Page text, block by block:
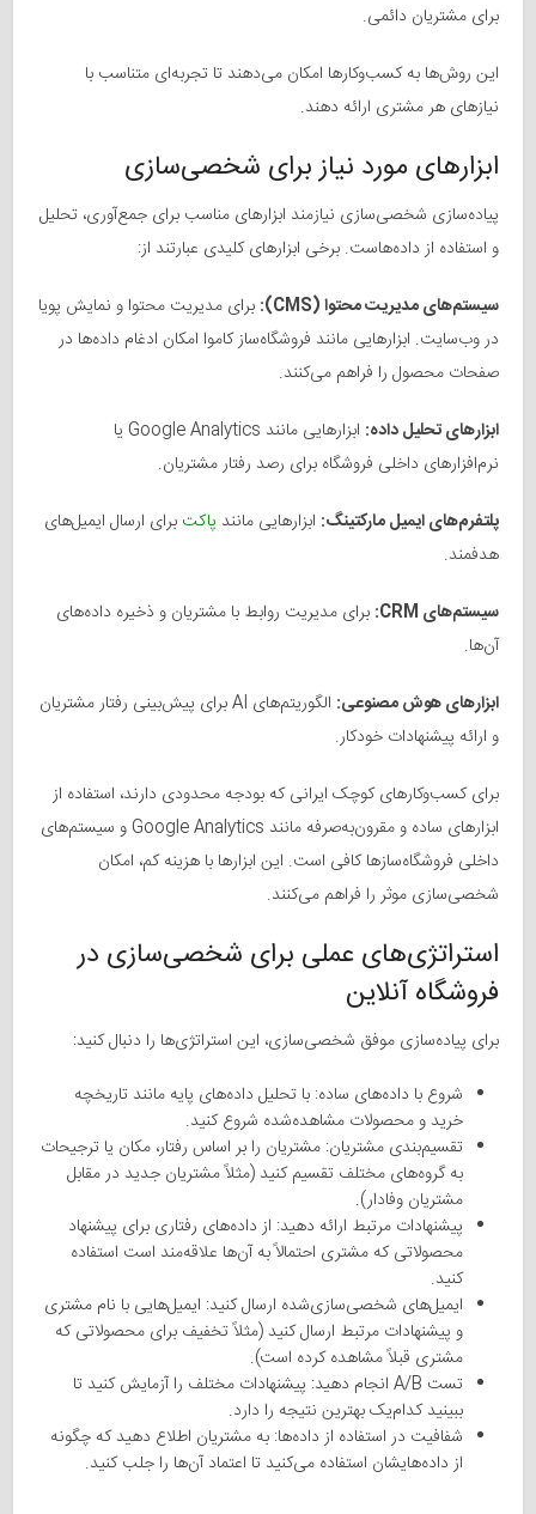
برای مشتریان دائمی.
این روش‌ها به کسب‌وکارها امکان می‌دهند تا تجربه‌ای متناسب با
نیازهای هر مشتری ارائه دهند.
ابزارهای مورد نیاز برای شخصی‌سازی
پیاده‌سازی شخصی‌سازی نیازمند ابزارهای مناسب برای جمع‌آوری، تحلیل
و استفاده از داده‌هاست. برخی ابزارهای کلیدی عبارتند از:
سیستم‌های مدیریت محتوا (CMS):
برای مدیریت محتوا و نمایش پویا
در وب‌سایت. ابزارهایی مانند فروشگاه‌ساز کاموا امکان ادغام داده‌ها در
صفحات محصول را فراهم می‌کنند.
ابزارهای تحلیل داده:
ابزارهایی مانند Google Analytics یا
نرم‌افزارهای داخلی فروشگاه برای رصد رفتار مشتریان.
پلتفرم‌های ایمیل مارکتینگ: ابزارهایی مانند پاکت برای ارسال ایمیل‌های
هدفمند.
سیستم‌های CRM:
برای مدیریت روابط با مشتریان و ذخیره داده‌های
آن‌ها.
ابزارهای هوش مصنوعی:
الگوریتم‌های AI برای پیش‌بینی رفتار مشتریان
و ارائه پیشنهادات خودکار.
برای کسب‌وکارهای کوچک ایرانی که بودجه محدودی دارند، استفاده از
ابزارهای ساده و مقرون‌به‌صرفه مانند Google Analytics و سیستم‌های
داخلی فروشگاه‌سازها کافی است. این ابزارها با هزینه کم، امکان
شخصی‌سازی موثر را فراهم می‌کنند.
استراتژی‌های عملی برای شخصی‌سازی در
فروشگاه آنلاین
برای پیاده‌سازی موفق شخصی‌سازی، این استراتژی‌ها را دنبال کنید:
شروع با داده‌های ساده: با تحلیل داده‌های پایه مانند تاریخچه
خرید و محصولات مشاهده‌شده شروع کنید.
تقسیم‌بندی مشتریان: مشتریان را بر اساس رفتار، مکان یا ترجیحات
به گروه‌های مختلف تقسیم کنید (مثلاً مشتریان جدید در مقابل
مشتریان وفادار).
پیشنهادات مرتبط ارائه دهید: از داده‌های رفتاری برای پیشنهاد
محصولاتی که مشتری احتمالاً به آن‌ها علاقه‌مند است استفاده
کنید.
ایمیل‌های شخصی‌سازی‌شده ارسال کنید: ایمیل‌هایی با نام مشتری
و پیشنهادات مرتبط ارسال کنید (مثلاً تخفیف برای محصولاتی که
مشتری قبلاً مشاهده کرده است).
تست A/B انجام دهید: پیشنهادات مختلف را آزمایش کنید تا
ببینید کدام‌یک بهترین نتیجه را دارد.
شفافیت در استفاده از داده‌ها: به مشتریان اطلاع دهید که چگونه
از داده‌هایشان استفاده می‌کنید تا اعتماد آن‌ها را جلب کنید.